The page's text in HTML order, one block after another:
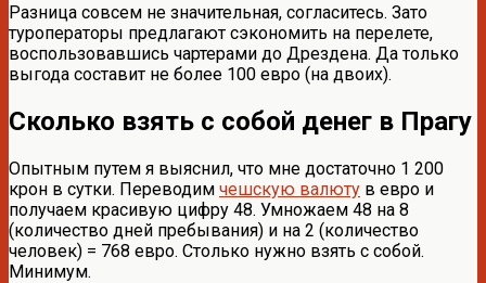
Разница совсем не значительная, согласитесь. Зато
туроператоры предлагают сэкономить на перелете,
воспользовавшись чартерами до Дрездена. Да только
выгода составит не более 100 евро (на двоих).
Сколько взять с собой денег в Прагу
Опытным путем я выяснил, что мне достаточно 1 200
крон в сутки. Переводим чешскую валюту в евро и
получаем красивую цифру 48. Умножаем 48 на 8
(количество дней пребывания) и на 2 (количество
человек) = 768 евро. Столько нужно взять с собой.
Минимум.